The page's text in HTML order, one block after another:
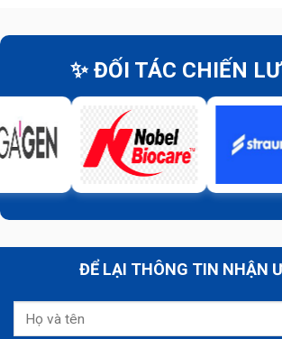
✨ ĐỐI TÁC CHIẾN
ĐỂ LẠI THÔNG TIN NHẬN